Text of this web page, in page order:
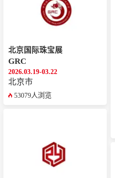
北京国际珠宝展
GRC
2026.03.19-03.22
北京市
53079人浏览